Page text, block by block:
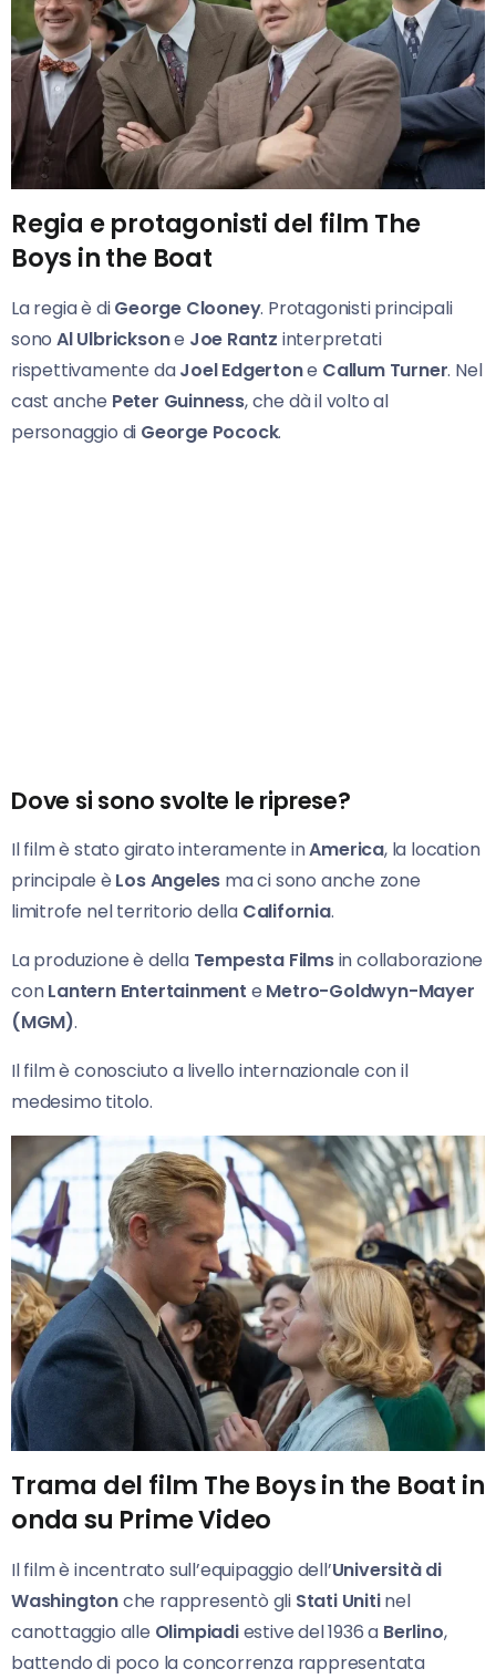
Regia e protagonisti del film The
Boys in the Boat
La regia è diGeorge Clooney. Protagonisti principali
sono Al Ulbricksone Joe Rantz interpretati
rispettivamente daJoel Edgertone Callum Turner. Nel
cast anche Peter Guinness, che dà il volto al
personaggio di George Pocock.
Dove si sono svolte le riprese?
Il film è stato girato interamente inAmerica, la location
principale è Los Angeles ma ci sono anche zone
limitrofe nel territorio della California.
La produzione è della Tempesta Filmsin collaborazione
conLantern Entertainment e Metro-Goldwyn-Mayer
(MGM).
Il film è conosciuto a livello internazionale con il
medesimo titolo.
Trama del film The Boys in the Boat in
onda su Prime Video
Il film è incentrato sull’equipaggio dell’Università di
Washingtonche rappresentò gli Stati Unitinel
canottaggio alle Olimpiadiestive del 1936 a Berlino,
battendo di poco la concorrenza rappresentata